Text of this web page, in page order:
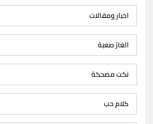
اخبار ومقالات
الغاز صعبة
نكت مضحكة
كلام حب